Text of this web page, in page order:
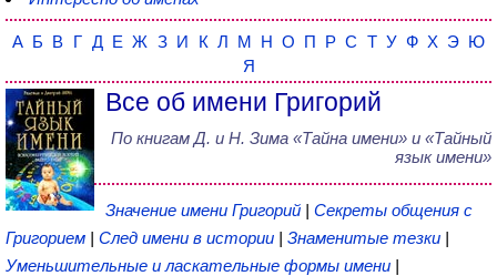
А Б В Г Д Е Ж З И К Л М Н О П Р С Т У Ф Х Э Ю
Я
Все об имени Григорий
По книгам Д. и Н. Зима «Тайна имени» и «Тайный
язык имени»
Значение имени Григорий | Секреты общения с
Григорием | След имени в истории | Знаменитые тезки |
Уменьшительные и ласкательные формы имени |